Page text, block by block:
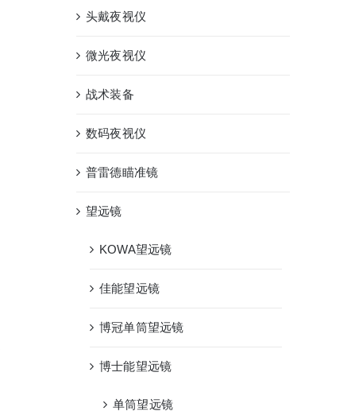
头戴夜视仪
微光夜视仪
战术装备
数码夜视仪
普雷德瞄准镜
望远镜
KOWA望远镜
佳能望远镜
博冠单筒望远镜
博士能望远镜
单筒望远镜